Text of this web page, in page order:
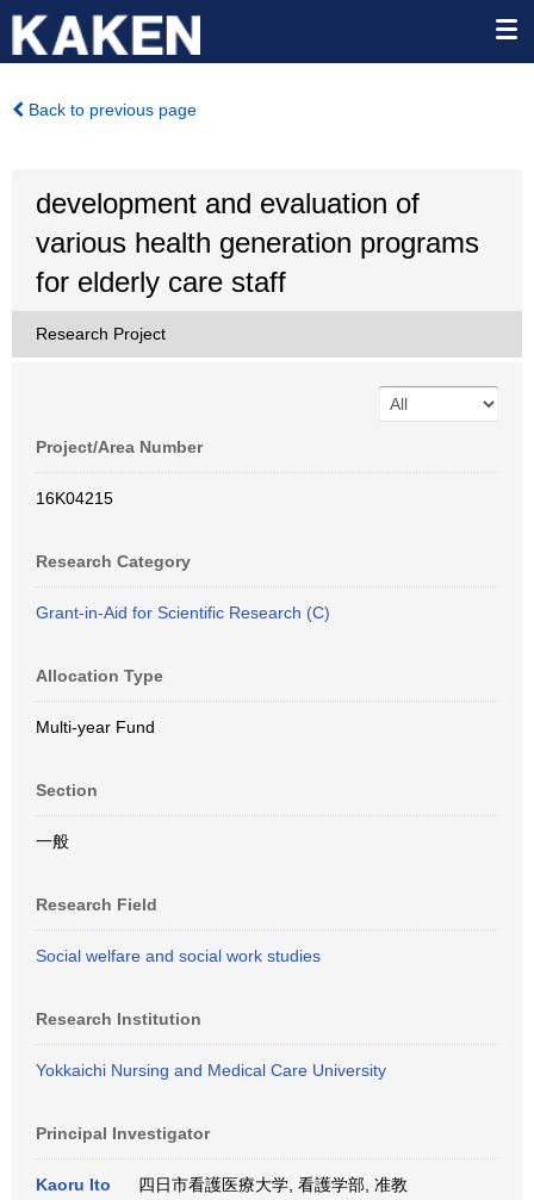
Back to previous page
development and evaluation of
various health generation programs
for elderly care staff
Research Project
Project/Area Number
16K04215
Research Category
Grant-in-Aid for Scientific Research (C)
Allocation Type
Multi-year Fund
Section
一般
Research Field
Social welfare and social work studies
Research Institution
Yokkaichi Nursing and Medical Care University
Principal Investigator
Kaoru Ito
四日市看護医療大学, 看護学部, 准教